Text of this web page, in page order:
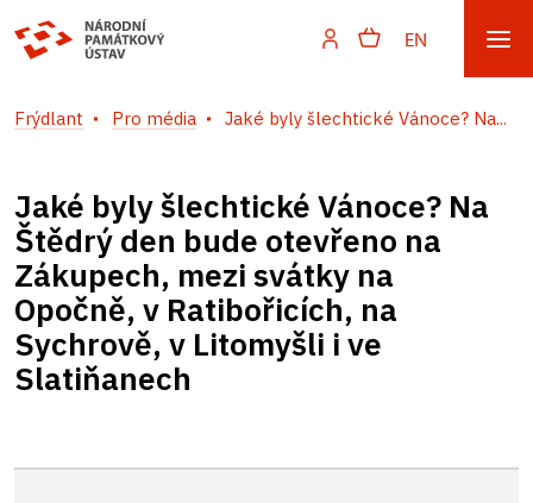
EN
Frýdlant Pro média Jaké byly šlechtické Vánoce? Na...
Jaké byly šlechtické Vánoce? Na
Štědrý den bude otevřeno na
Zákupech, mezi svátky na
Opočně, v Ratibořicích, na
Sychrově, v Litomyšli i ve
Slatiňanech